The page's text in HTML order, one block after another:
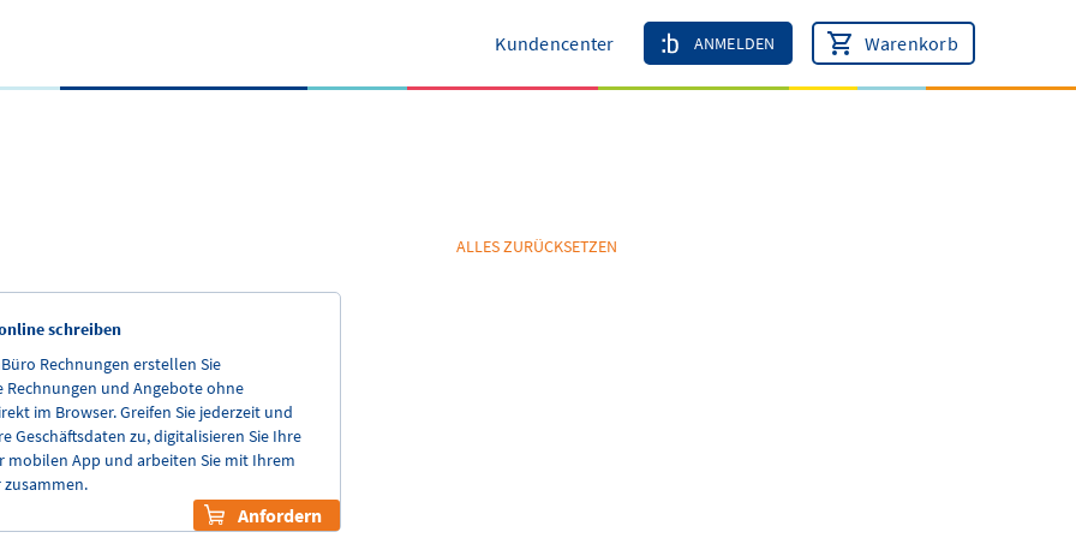
Kundencenter ANMELDEN Warenkorb
ALLES ZURÜCKSETZEN
schreiben
Rechnungen erstellen Sie
Rechnungen und Angebote ohne
im Browser. Greifen Sie jederzeit und
Geschäftsdaten zu, digitalisieren Sie Ihre
mobilen App und arbeiten Sie mit Ihrem
Anfordern